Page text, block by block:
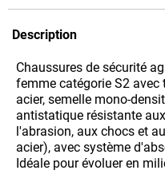
Description
Chaussures de sécurité
femme catégorie S2 avec
acier, semelle mono-
antistatique résistante
l'abrasion, aux chocs et
acier), avec système
Idéale pour évoluer en